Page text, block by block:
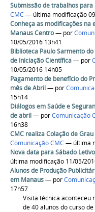
Submissão de trabalhos para
CMC — última modificação
Conheça as modificações
Manaus Centro— por
10/05/2016 13h41
Biblioteca Paulo Sarmento
de Iniciação Científica— por
10/05/2016 14h05
Pagamento de benefício do
mês de Abril— por
15h14
Diálogos em Saúde e
de abril— porComunicação
16h38
CMC realiza Colação de
Comunicação CMC — última
Nova data para Sábado
última modificação 11/05/
Alunos de Produção
em Manaus— por
17h57
Visita técnica aconteceu
de 40 alunos do curso